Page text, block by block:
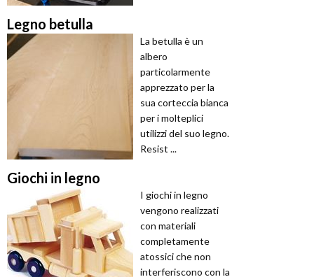
Legno betulla
La betulla è un
albero
particolarmente
apprezzato per la
sua corteccia bianca
per i molteplici
utilizzi del suo legno.
Resist ...
Giochi in legno
I giochi in legno
vengono realizzati
con materiali
completamente
atossici che non
interferiscono con la